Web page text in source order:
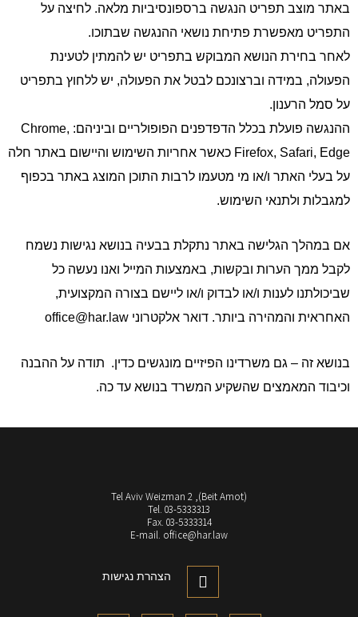
באתר מוצב תפריט הנגשה ברספונסיביות מלאה. לחיצה על
התפריט מאפשרת פתיחת נושאי ההנגשה שבתוכו.
לאחר בחירת הנושא המבוקש בתפריט יש להמתין לטעינת
הפעולה, במידה וברצונכם לבטל את הפעולה, יש ללחוץ בתפריט
על סמל הרענון.
ההנגשה פועלת בכלל הדפדפנים הפופולריים וביניהם: Chrome,
Firefox, Safari, Edge כאשר אחריות השימוש והיישום באתר חלה
על בעלי האתר ו/או מי מטעמו לרבות התוכן המוצג באתר בכפוף
למגבלות ולתנאי השימוש.
אם במהלך הגלישה באתר נתקלת בבעיה בנושא נגישות נשמח
לקבל ממך הערות ובקשות, באמצעות המייל ואנו נעשה כל
שביכולתנו לענות ו/או לבדוק ו/או ליישם בצורה המקצועית,
האחראית והמהירה ביותר. דואר אלקטרוני office@har.law
בנושא זה – גם משרדינו הפיזיים מונגשים כדין. תודה על ההבנה
וכיבוד המאמצים שהשקיע המשרד בנושא עד כה.
(Beit Amot), Tel Aviv Weizman 2
Tel. 03-5333313
Fax. 03-5333314
E-mail. office@har.law
הצהרת נגישות